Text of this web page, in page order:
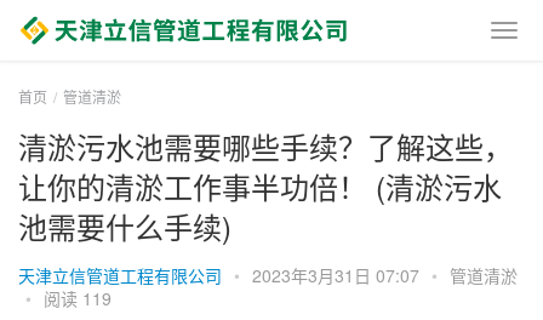
首页 管道清淤
清淤污水池需要哪些手续？了解这些，
让你的清淤工作事半功倍！ (清淤污水
池需要什么手续)
天津立信管道工程有限公司 • 2023年3月31日 07:07 • 管道清淤
• 阅读 119